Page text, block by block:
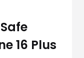
16 Plus